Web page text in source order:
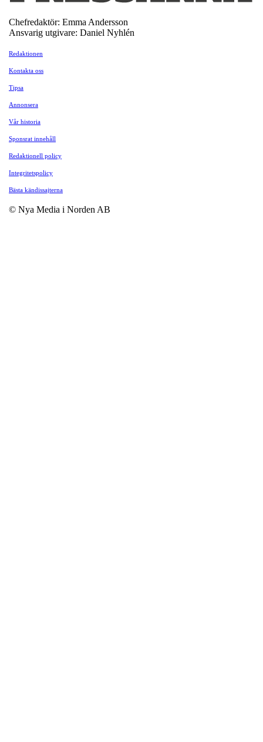
Chefredaktör: Emma Andersson
Ansvarig utgivare: Daniel Nyhlén
Redaktionen
Kontakta oss
Tipsa
Annonsera
Vår historia
Sponsrat innehåll
Redaktionell policy
Integritetspolicy
Bästa kändissajterna
© Nya Media i Norden AB